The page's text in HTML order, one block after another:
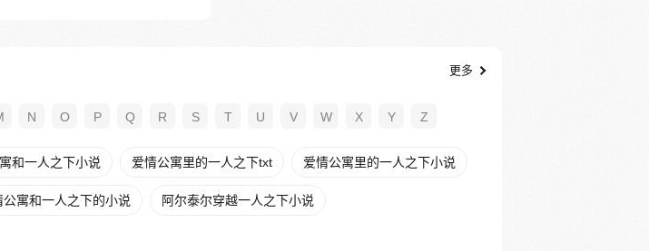
更多
N O P Q R S T U V W X Y Z
和一人之下小说 爱情公寓里的一人之下txt 爱情公寓里的一人之下小说
公寓和一人之下的小说 阿尔泰尔穿越一人之下小说